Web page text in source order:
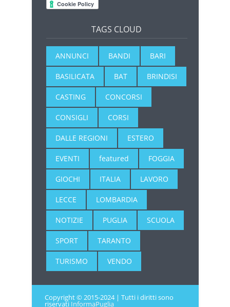
TAGS CLOUD
ANNUNCI BANDI BARI
BASILICATA BAT BRINDISI
CASTING CONCORSI
CONSIGLI CORSI
DALLE REGIONI ESTERO
EVENTI featured FOGGIA
GIOCHI ITALIA LAVORO
LECCE LOMBARDIA
NOTIZIE PUGLIA SCUOLA
SPORT TARANTO
TURISMO VENDO
Copyright © 2015-2024 | Tutti i diritti sono
riservati InformaPuglia